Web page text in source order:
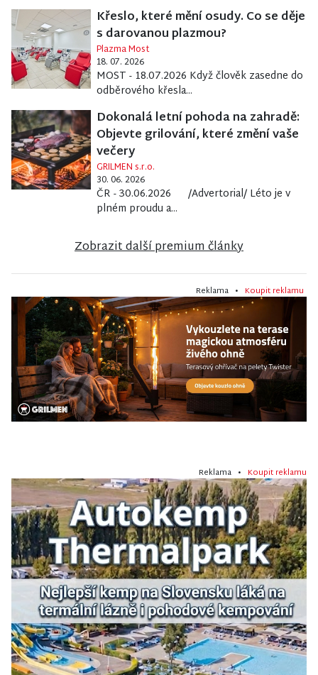
Křeslo, které mění osudy. Co se děje
s darovanou plazmou?
Plazma Most
18. 07. 2026
MOST - 18.07.2026 Když člověk zasedne do
odběrového křesla...
Dokonalá letní pohoda na zahradě:
Objevte grilování, které změní vaše
večery
GRILMEN s.r.o.
30. 06. 2026
ČR - 30.06.2026 /Advertorial/ Léto je v
plném proudu a...
Zobrazit další premium články
Reklama • Koupit reklamu
Reklama • Koupit reklamu